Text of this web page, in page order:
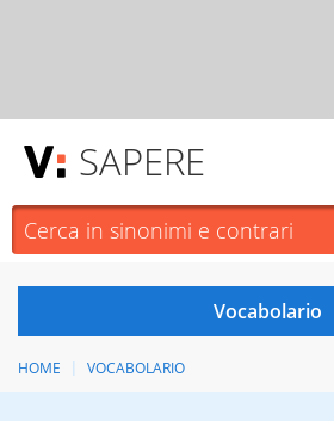
SAPERE
HOME VOCABOLARIO